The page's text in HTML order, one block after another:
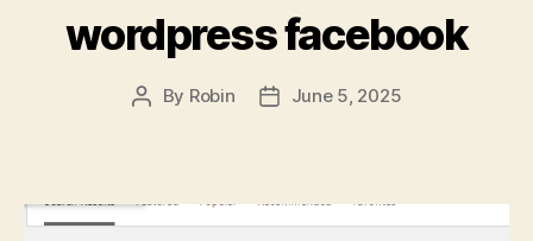
wordpress facebook
Post
By Robin
PostJune 5, 2025